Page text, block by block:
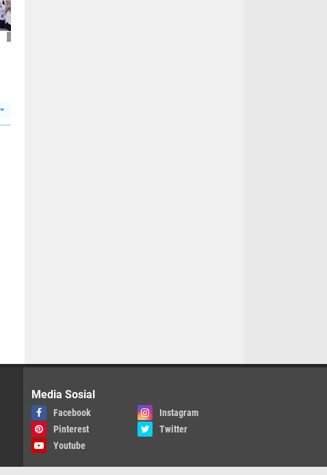
Media Sosial
Facebook
Instagram
Pinterest
Twitter
Youtube